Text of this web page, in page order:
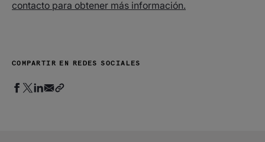
contacto para obtener más información.
COMPARTIR EN REDES SOCIALES